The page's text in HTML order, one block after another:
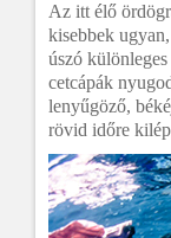
Az itt élő
kisebbek
úszó
cetcápák
lenyűgöző,
rövid időre